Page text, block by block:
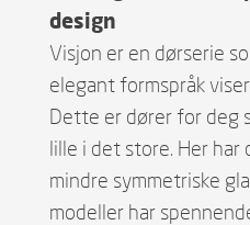
design
Visjon er en dørserie
elegant formspråk
Dette er dører for deg
lille i det store. Her
mindre symmetriske
modeller har